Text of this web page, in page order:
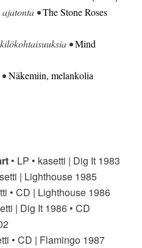
•The Stone Roses
•Mind
•Näkemiin, melankolia
• LP • kasetti | Dig It 1983
| Lighthouse 1985
• CD | Lighthouse 1986
| Dig It 1986 • CD
• CD | Flamingo 1987